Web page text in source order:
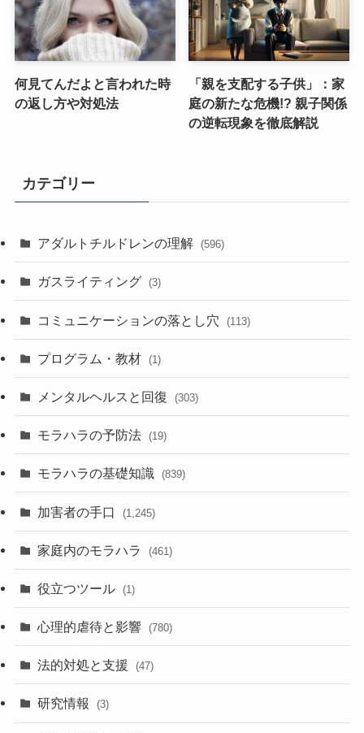
何見てんだよと言われた時
の返し方や対処法
「親を支配する子供」：家
庭の新たな危機!? 親子関係
の逆転現象を徹底解説
カテゴリー
アダルトチルドレンの理解 (596)
ガスライティング (3)
コミュニケーションの落とし穴 (113)
プログラム・教材 (1)
メンタルヘルスと回復 (303)
モラハラの予防法 (19)
モラハラの基礎知識 (839)
加害者の手口 (1,245)
家庭内のモラハラ (461)
役立つツール (1)
心理的虐待と影響 (780)
法的対処と支援 (47)
研究情報 (3)